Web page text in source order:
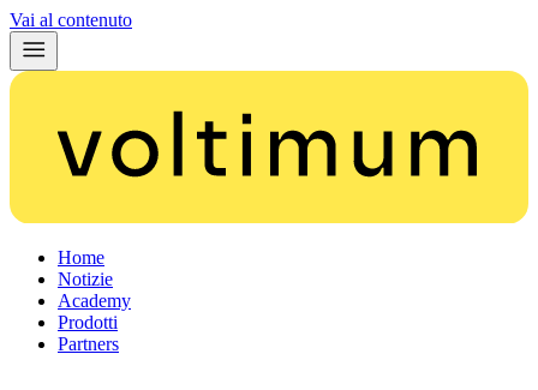
Vai al contenuto
Home
Notizie
Academy
Prodotti
Partners